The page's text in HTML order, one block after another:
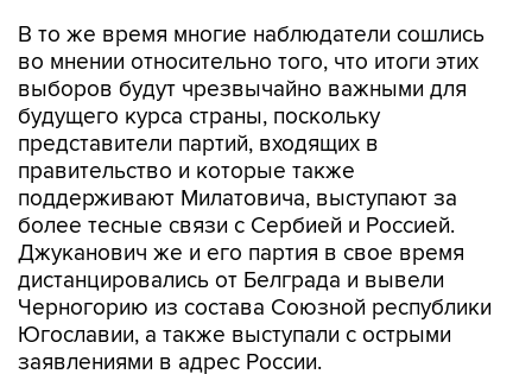
В то же время многие наблюдатели сошлись
во мнении относительно того, что итоги этих
выборов будут чрезвычайно важными для
будущего курса страны, поскольку
представители партий, входящих в
правительство и которые также
поддерживают Милатовича, выступают за
более тесные связи с Сербией и Россией.
Джуканович же и его партия в свое время
дистанцировались от Белграда и вывели
Черногорию из состава Союзной республики
Югославии, а также выступали с острыми
заявлениями в адрес России.